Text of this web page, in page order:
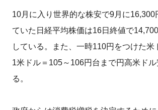
10月に入り世界的な株安で9月に16,300
ていた日経平均株価は16日終値で
している。また、一時110円をつけた米
1米ドル＝105～106円台まで円高米ド
る。